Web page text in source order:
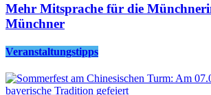
Mehr Mitsprache für die
Münchner
Veranstaltungstipps